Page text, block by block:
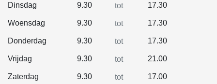
Dinsdag 9.30 tot 17.30
Woensdag 9.30 tot 17.30
Donderdag 9.30 tot 17.30
Vrijdag 9.30 tot 21.00
Zaterdag 9.30 tot 17.00